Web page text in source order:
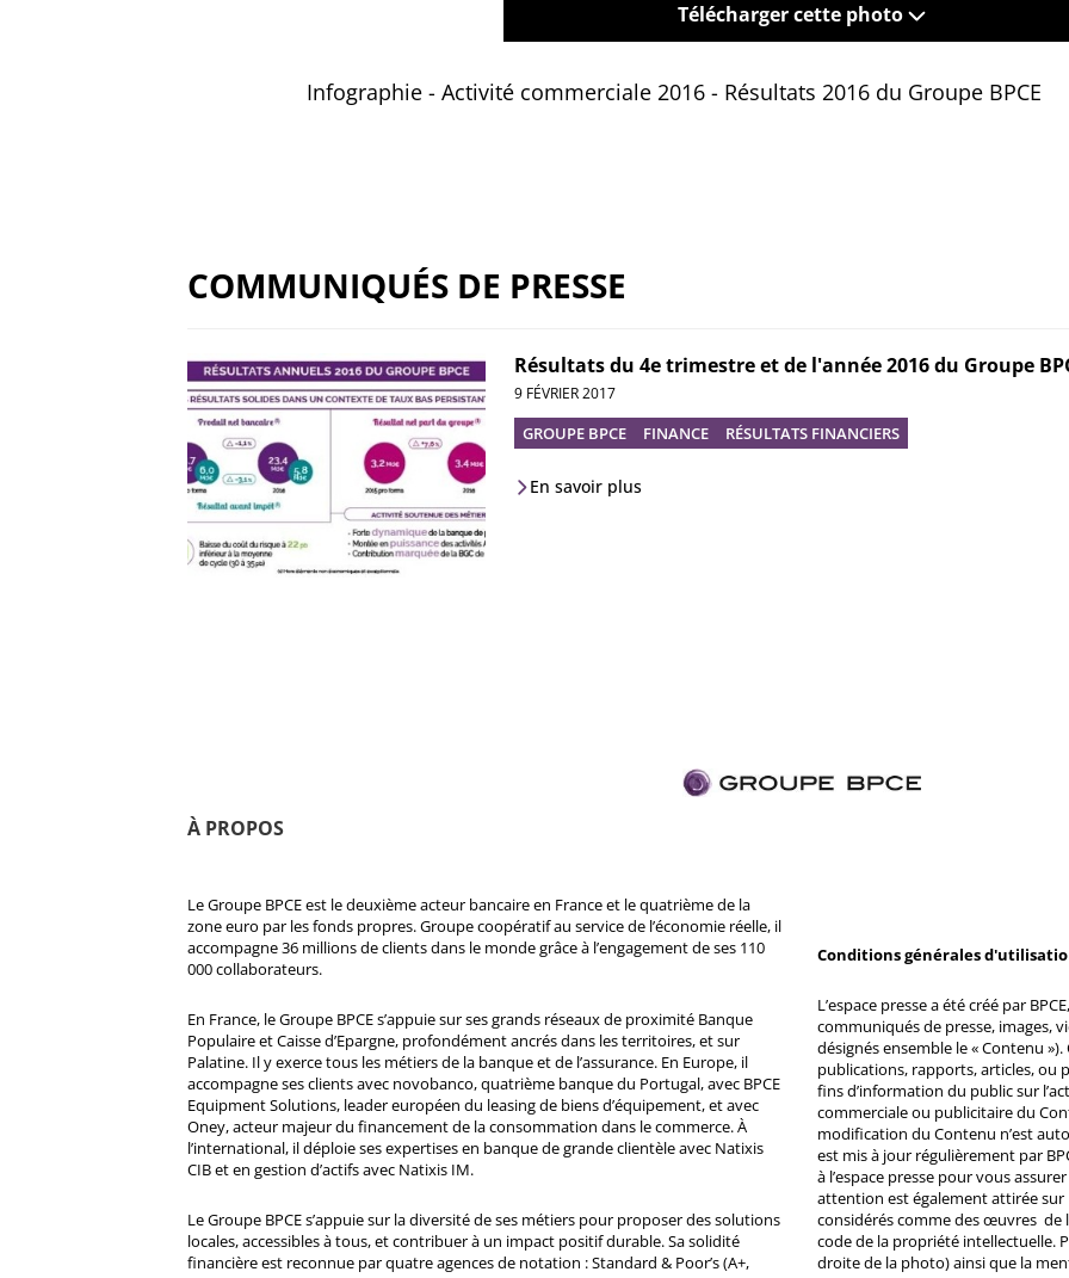
Télécharger cette photo
Infographie - Activité commerciale 2016 - Résultats 2016 du Groupe BPCE
COMMUNIQUÉS DE PRESSE
Résultats du 4e trimestre et de l'année 2016 du Groupe
9 FÉVRIER 2017
GROUPE BPCE FINANCE RÉSULTATS FINANCIERS
En savoir plus
À PROPOS
Le Groupe BPCE est le deuxième acteur bancaire en France et le quatrième de la
zone euro par les fonds propres. Groupe coopératif au service de l’économie réelle, il
accompagne 36 millions de clients dans le monde grâce à l’engagement de ses 110
000 collaborateurs.
En France, le Groupe BPCE s’appuie sur ses grands réseaux de proximité Banque
Populaire et Caisse d’Epargne, profondément ancrés dans les territoires, et sur
Palatine. Il y exerce tous les métiers de la banque et de l’assurance. En Europe, il
accompagne ses clients avec novobanco, quatrième banque du Portugal, avec BPCE
Equipment Solutions, leader européen du leasing de biens d’équipement, et avec
Oney, acteur majeur du financement de la consommation dans le commerce. À
l’international, il déploie ses expertises en banque de grande clientèle avec Natixis
CIB et en gestion d’actifs avec Natixis IM.
Le Groupe BPCE s’appuie sur la diversité de ses métiers pour proposer des solutions
locales, accessibles à tous, et contribuer à un impact positif durable. Sa solidité
financière est reconnue par quatre agences de notation : Standard & Poor’s (A+,
Conditions générales
L’espace presse a été créé par
communiqués de presse, images,
désignés ensemble le « Contenu
publications, rapports, articles, ou
fins d’information du public sur
commerciale ou publicitaire du
modification du Contenu n’est
est mis à jour régulièrement par
à l’espace presse pour vous
attention est également attirée
considérés comme des œuvres de
code de la propriété intellectuelle.
droite de la photo) ainsi que la